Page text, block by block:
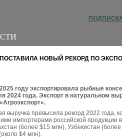
НОВЫЙ РЕКОРД ПО
году экспортировала рыбные
2024 года. Экспорт в натуральном
выручка превысила рекорд 2022 года,
импортерами российской продукции
(более $15 млн), Узбекистан
$4 млн).